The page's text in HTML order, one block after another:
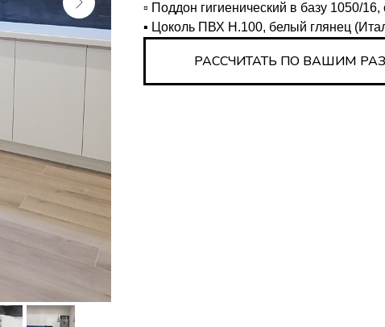
▫️ Поддон гигиенический в базу 1050/
▪️ Цоколь ПВХ H.100, белый глянец
РАССЧИТАТЬ ПО ВАШИМ